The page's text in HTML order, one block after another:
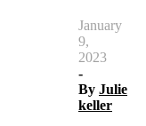
January
9,
2023
-
By Julie
keller